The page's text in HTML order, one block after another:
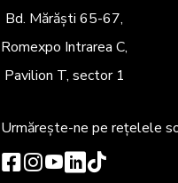
Bd. Mărăști 65-67,
Romexpo Intrarea C,
Pavilion T, sector 1
Urmărește-ne pe rețelele